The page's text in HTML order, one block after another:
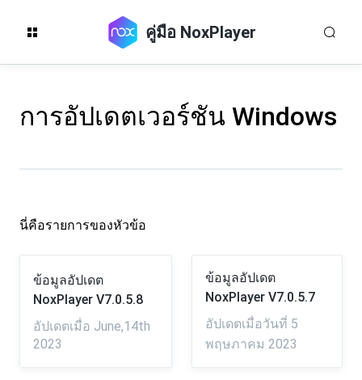
คู่มือ NoxPlayer
การอัปเดตเวอร์ชัน Windows
นี่คือรายการของหัวข้อ
ข้อมูลอัปเดต
NoxPlayer V7.0.5.8
อัปเดตเมื่อ June,14th
2023
ข้อมูลอัปเดต
NoxPlayer V7.0.5.7
อัปเดตเมื่อวันที่ 5
พฤษภาคม 2023